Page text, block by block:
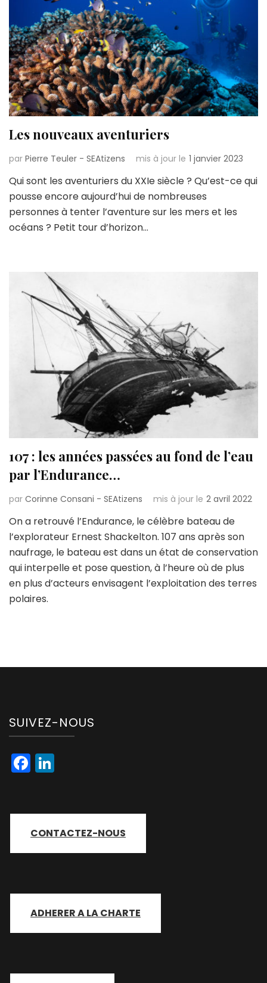
Les nouveaux aventuriers
par Pierre Teuler - SEAtizens mis à jour le 1 janvier 2023
Qui sont les aventuriers du XXIe siècle ? Qu’est-ce qui
pousse encore aujourd’hui de nombreuses
personnes à tenter l’aventure sur les mers et les
océans ? Petit tour d’horizon…
107 : les années passées au fond de l’eau
par l’Endurance…
par Corinne Consani - SEAtizens mis à jour le 2 avril 2022
On a retrouvé l’Endurance, le célèbre bateau de
l’explorateur Ernest Shackelton. 107 ans après son
naufrage, le bateau est dans un état de conservation
qui interpelle et pose question, à l’heure où de plus
en plus d’acteurs envisagent l’exploitation des terres
polaires.
SUIVEZ-NOUS
Facebook
CONTACTEZ-NOUS
ADHERER A LA CHARTE